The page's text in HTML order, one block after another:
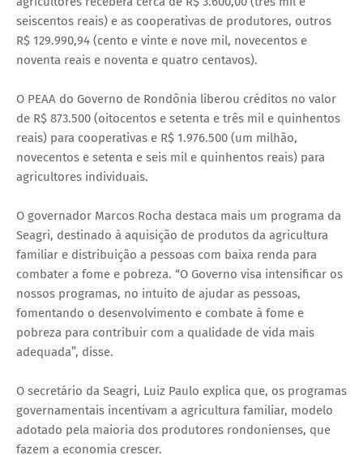
seiscentos reais) e as cooperativas de produtores, outros
R$ 129.990,94 (cento e vinte e nove mil, novecentos e
noventa reais e noventa e quatro centavos).
O PEAA do Governo de Rondônia liberou créditos no valor
de R$ 873.500 (oitocentos e setenta e três mil e quinhentos
reais) para cooperativas e R$ 1.976.500 (um milhão,
novecentos e setenta e seis mil e quinhentos reais) para
agricultores individuais.
O governador Marcos Rocha destaca mais um programa da
Seagri, destinado à aquisição de produtos da agricultura
familiar e distribuição a pessoas com baixa renda para
combater a fome e pobreza. “O Governo visa intensificar os
nossos programas, no intuito de ajudar as pessoas,
fomentando o desenvolvimento e combate à fome e
pobreza para contribuir com a qualidade de vida mais
adequada”, disse.
O secretário da Seagri, Luiz Paulo explica que, os programas
governamentais incentivam a agricultura familiar, modelo
adotado pela maioria dos produtores rondonienses, que
fazem a economia crescer.